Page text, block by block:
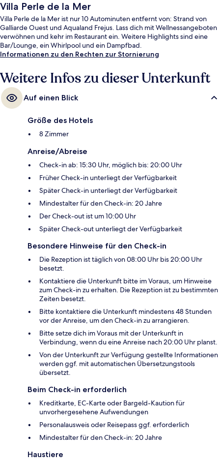
Villa Perle de la Mer
Villa Perle de la Mer ist nur 10 Autominuten entfernt von: Strand von
Galliarde Ouest und Aqualand Frejus. Lass dich mit Wellnessangeboten
verwöhnen und kehr im Restaurant ein. Weitere Highlights sind eine
Bar/Lounge, ein Whirlpool und ein Dampfbad.
Informationen zu den Rechten zur Stornierung
Weitere Infos zu dieser Unterkunft
Auf einen Blick
Größe des Hotels
8 Zimmer
Anreise/Abreise
Check-in ab: 15:30 Uhr, möglich bis: 20:00 Uhr
Früher Check-in unterliegt der Verfügbarkeit
Später Check-in unterliegt der Verfügbarkeit
Mindestalter für den Check-in: 20 Jahre
Der Check-out ist um 10:00 Uhr
Später Check-out unterliegt der Verfügbarkeit
Besondere Hinweise für den Check-in
Die Rezeption ist täglich von 08:00 Uhr bis 20:00 Uhr
besetzt.
Kontaktiere die Unterkunft bitte im Voraus, um Hinweise
zum Check-in zu erhalten. Die Rezeption ist zu bestimmten
Zeiten besetzt.
Bitte kontaktiere die Unterkunft mindestens 48 Stunden
vor der Anreise, um den Check-in zu arrangieren.
Bitte setze dich im Voraus mit der Unterkunft in
Verbindung, wenn du eine Anreise nach 20:00 Uhr planst.
Von der Unterkunft zur Verfügung gestellte Informationen
werden ggf. mit automatischen Übersetzungstools
übersetzt.
Beim Check-in erforderlich
Kreditkarte, EC-Karte oder Bargeld-Kaution für
unvorhergesehene Aufwendungen
Personalausweis oder Reisepass ggf. erforderlich
Mindestalter für den Check-in: 20 Jahre
Haustiere